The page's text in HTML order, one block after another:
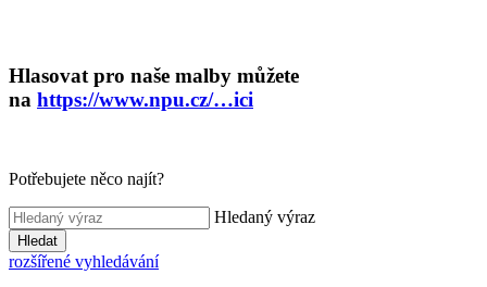
Hlasovat pro naše malby můžete
na https://www.npu.cz/…ici
Potřebujete něco najít?
Hledaný výraz
Hledat
rozšířené vyhledávání